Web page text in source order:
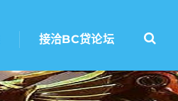
接洽BC贷论坛